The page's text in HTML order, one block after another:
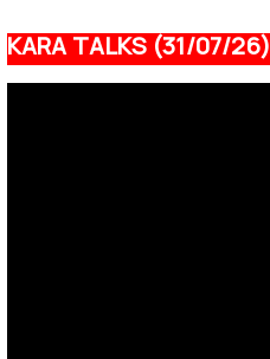
KARA TALKS (31/07/26)